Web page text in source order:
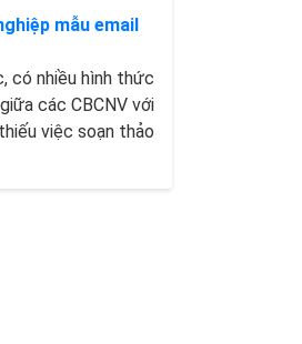
mẫu email
có nhiều hình thức
các CBCNV với
việc soạn thảo